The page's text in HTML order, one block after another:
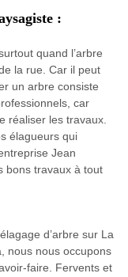
:
quand l’arbre
la rue. Car il peut
un arbre consiste
car
réaliser les travaux.
élagueurs qui
Jean
bons travaux à tout
d’arbre sur La
nous nous occupons
faire. Fervents et